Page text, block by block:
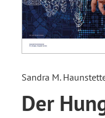
Sandra M.
Der